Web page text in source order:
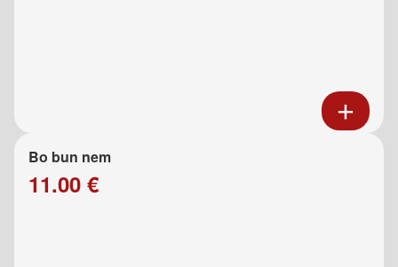
Bo bun nem
11.00 €